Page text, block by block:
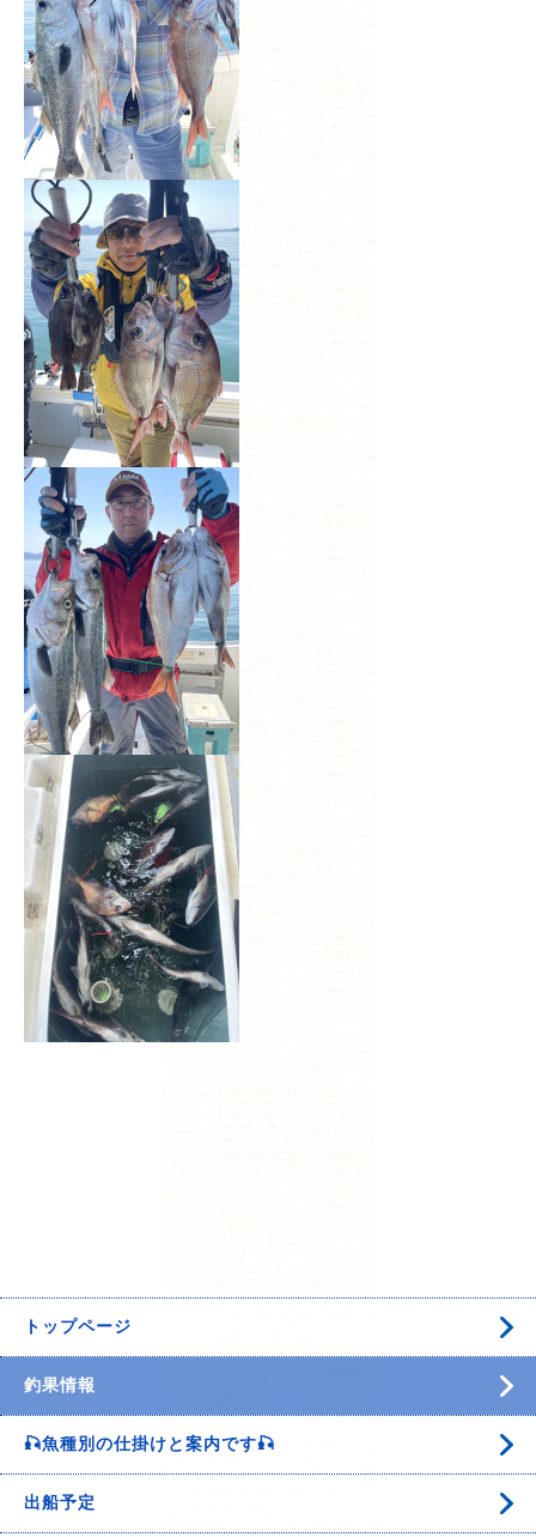
トップページ
釣果情報
🎣魚種別の仕掛けと案内です🎣
出船予定